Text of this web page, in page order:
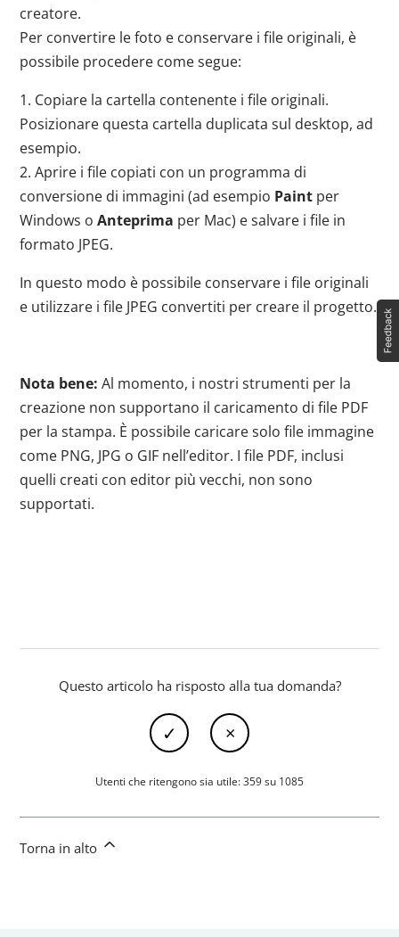
creatore.
Per convertire le foto e conservare i file originali, è
possibile procedere come segue:
1. Copiare la cartella contenente i file originali.
Posizionare questa cartella duplicata sul desktop, ad
esempio.
2. Aprire i file copiati con un programma di
conversione di immagini (ad esempio Paint per
Windows oAnteprima per Mac) e salvare i file in
formato JPEG.
In questo modo è possibile conservare i file originali
e utilizzare i file JPEG convertiti per creare il progetto.
Nota bene: Al momento, i nostri strumenti per la
creazione non supportano il caricamento di file PDF
per la stampa. È possibile caricare solo file immagine
come PNG, JPG o GIF nell’editor. I file PDF, inclusi
quelli creati con editor più vecchi, non sono
supportati.
Questo articolo ha risposto alla tua domanda?
Utenti che ritengono sia utile: 359 su 1085
Torna in alto